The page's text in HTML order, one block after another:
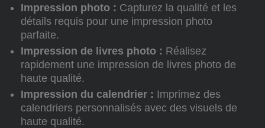
Impression photo : Capturez la qualité et les
détails requis pour une impression photo
parfaite.
Impression de livres photo : Réalisez
rapidement une impression de livres photo de
haute qualité.
Impression du calendrier : Imprimez des
calendriers personnalisés avec des visuels de
haute qualité.